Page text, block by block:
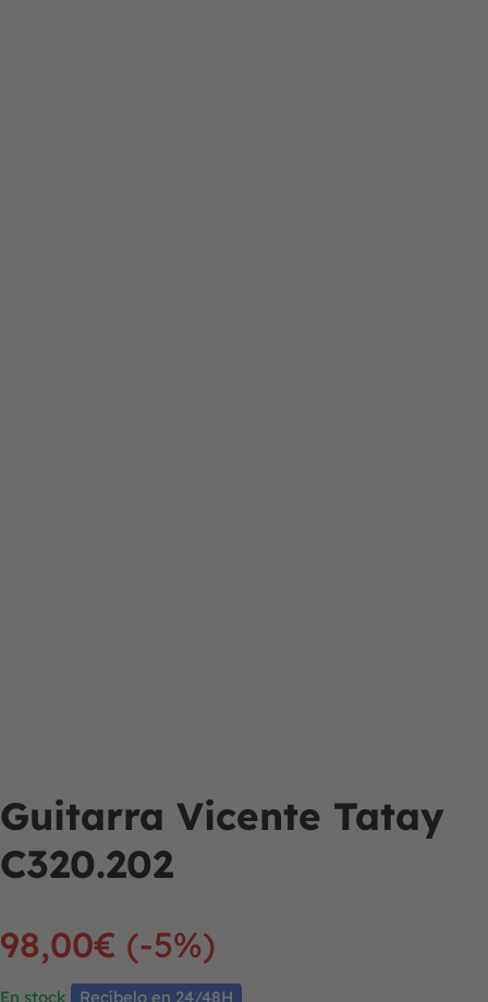
Guitarra Vicente Tatay
C320.202
98,00€ (-5%)
En stock Recíbelo en 24/48H